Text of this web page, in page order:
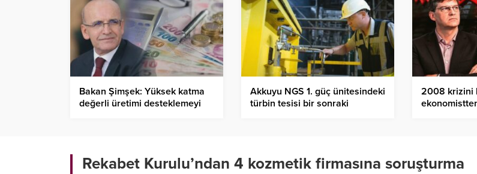
Bakan Şimşek: Yüksek katma
değerli üretimi desteklemeyi
Akkuyu NGS 1. güç ünitesindeki
türbin tesisi bir sonraki
2008 krizini
Rekabet Kurulu’ndan 4 kozmetik firmasına soruşturma